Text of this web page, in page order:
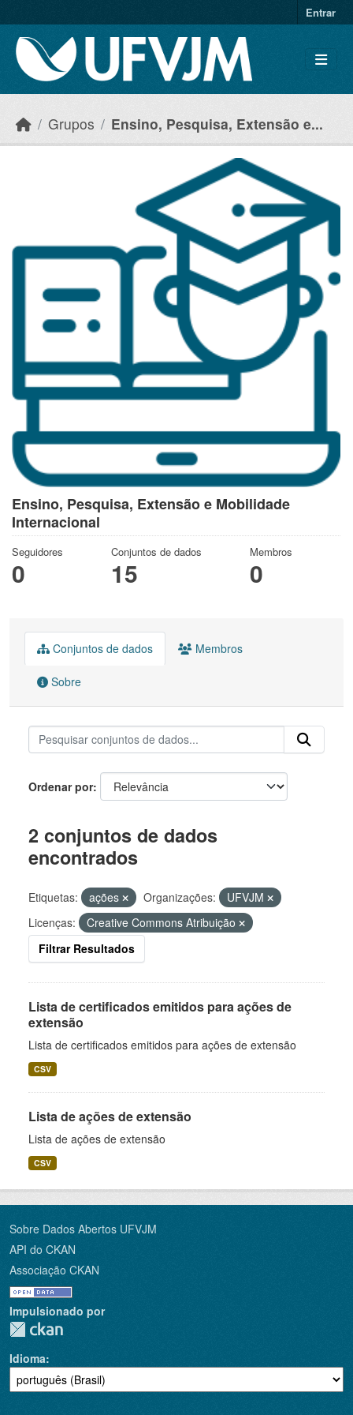
Entrar
Grupos Ensino, Pesquisa, Extensão e...
Ensino, Pesquisa, Extensão e Mobilidade
Internacional
Seguidores
0
Conjuntos de dados
15
Membros
0
Conjuntos de dados Membros
Sobre
Ordenar por
2 conjuntos de dados
encontrados
Etiquetas: ações Organizações:
UFVJM
Licenças:
Creative Commons Atribuição
Filtrar Resultados
Lista de certificados emitidos para ações de
extensão
Lista de certificados emitidos para ações de extensão
CSV
Lista de ações de extensão
Lista de ações de extensão
CSV
Sobre Dados Abertos UFVJM
API do CKAN
Associação CKAN
Impulsionado por
Idioma